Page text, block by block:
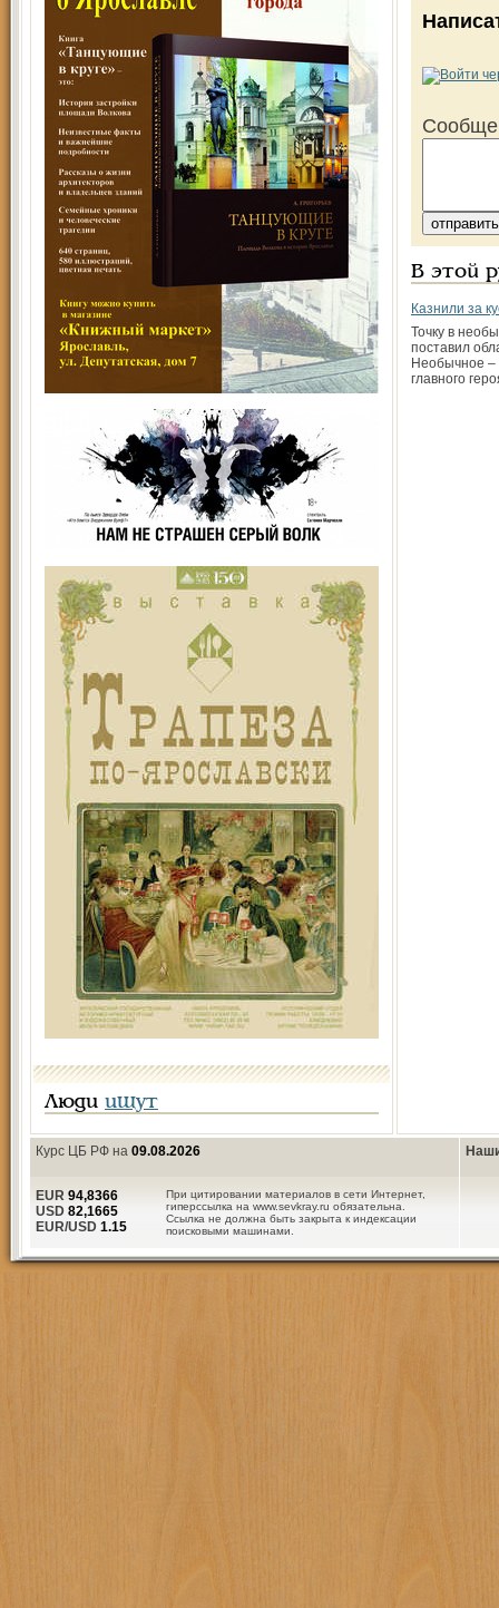
Люди ищут
В этой
Казнили за
Точку в
поставил
Необычное –
главного
Курс ЦБ РФ на 09.08.2026
При цитировании материалов в сети Интернет,
гиперссылка на www.sevkray.ru обязательна.
Ссылка не должна быть закрыта к индексации
поисковыми машинами.
EUR 94,8366
USD 82,1665
EUR/USD 1.15